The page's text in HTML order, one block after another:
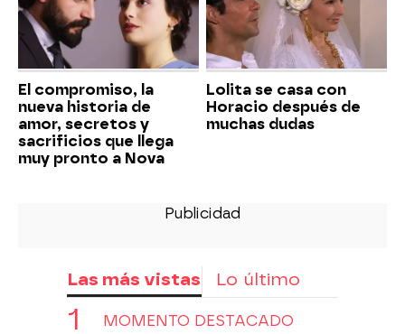
El compromiso, la
nueva historia de
amor, secretos y
sacrificios que llega
muy pronto a Nova
Lolita se casa con
Horacio después de
muchas dudas
Las más vistas Lo último
MOMENTO DESTACADO